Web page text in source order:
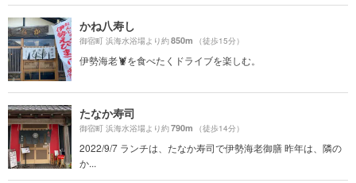
かね八寿し
御宿町 浜海水浴場より約850m （徒歩15分）
伊勢海老🦞を食べたくドライブを楽しむ。
たなか寿司
御宿町 浜海水浴場より約790m （徒歩14分）
2022/9/7 ランチは、たなか寿司で伊勢海老御膳 昨年は、隣の
か...